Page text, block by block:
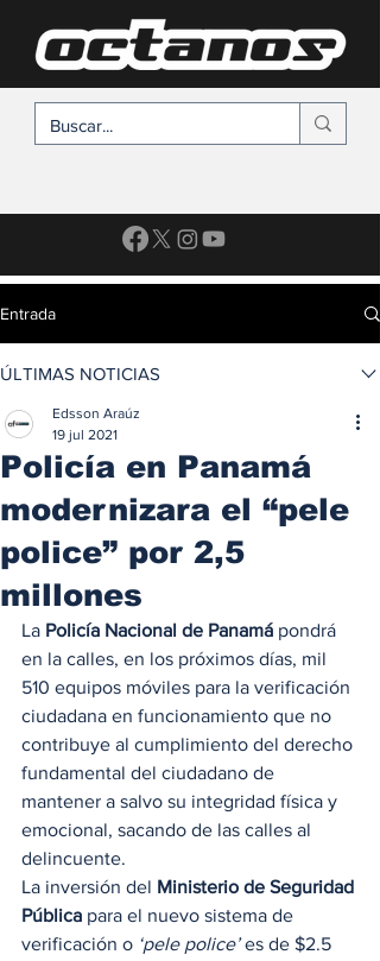
Entrada
ÚLTIMAS NOTICIAS
Policía en Panamá
modernizara el “pele
police” por 2,5
millones
Edsson Araúz
19 jul 2021
La Policía Nacional de Panamá pondrá
en la calles, en los próximos días, mil
510 equipos móviles para la verificación
ciudadana en funcionamiento que no
contribuye al cumplimiento del derecho
fundamental del ciudadano de
mantener a salvo su integridad física y
emocional, sacando de las calles al
delincuente.
La inversión del Ministerio de Seguridad
Pública para el nuevo sistema de
verificación o ‘pele police’ es de $2.5